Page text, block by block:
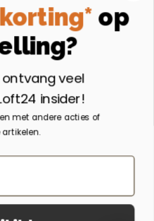
op
veel
insider!
met andere acties of